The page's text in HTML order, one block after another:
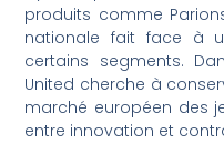
produits comme
nationale fait face à
certains segments.
United cherche à
marché européen des
entre innovation et